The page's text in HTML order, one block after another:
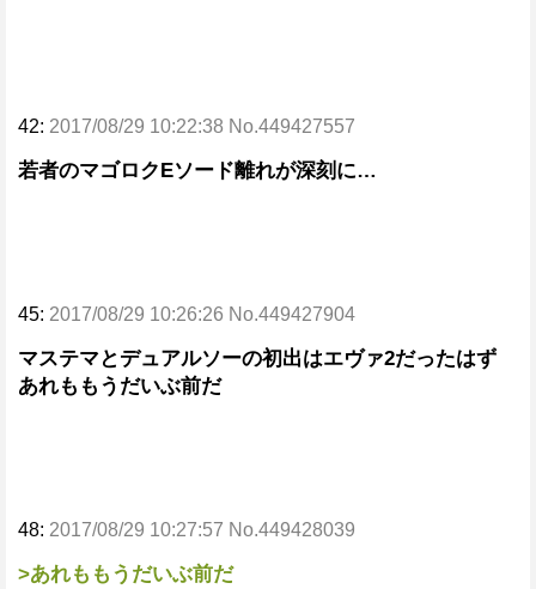
42: 2017/08/29 10:22:38 No.449427557
若者のマゴロクEソード離れが深刻に…
45: 2017/08/29 10:26:26 No.449427904
マステマとデュアルソーの初出はエヴァ2だったはず
あれももうだいぶ前だ
48: 2017/08/29 10:27:57 No.449428039
>あれももうだいぶ前だ